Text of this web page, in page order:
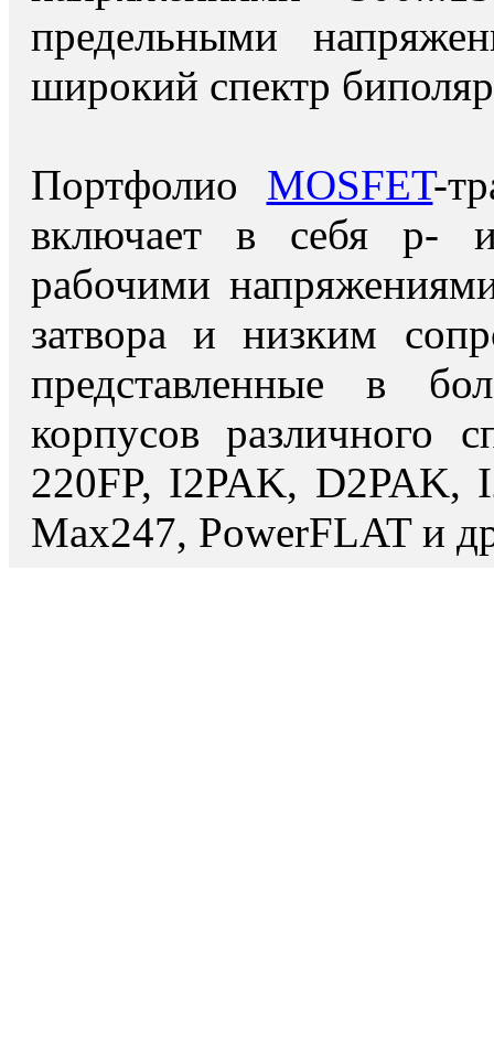
предельными
широкий спектр
Портфолио MOSFET-
включает в себя p- и
рабочими
затвора и низким
представленные в
корпусов различного
220FP, I2PAK, D2PAK,
Max247, PowerFLAT и